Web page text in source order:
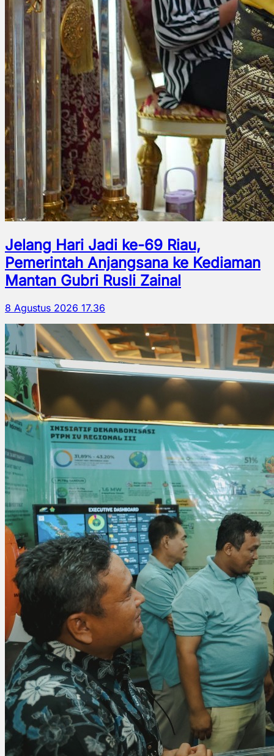
Jelang Hari Jadi ke-69 Riau,
Pemerintah Anjangsana ke Kediaman
Mantan Gubri Rusli Zainal
8 Agustus 2026 17.36